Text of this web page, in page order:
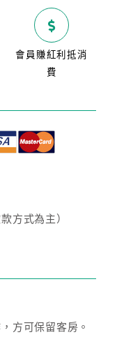
會員賺紅利抵消
費
方式為主）
方可保留客房。